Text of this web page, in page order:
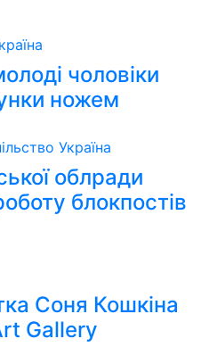
чоловіки
ножем
Україна
облради
блокпостів
Соня Кошкіна
Gallery